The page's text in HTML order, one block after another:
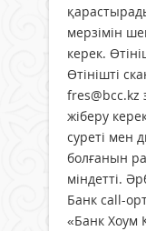
мерзімін
керек.
Өтінішті
fres@bcc.kz
жіберу
суреті мен
болғанын
міндетті.
Банк call-
«Банк Хоум